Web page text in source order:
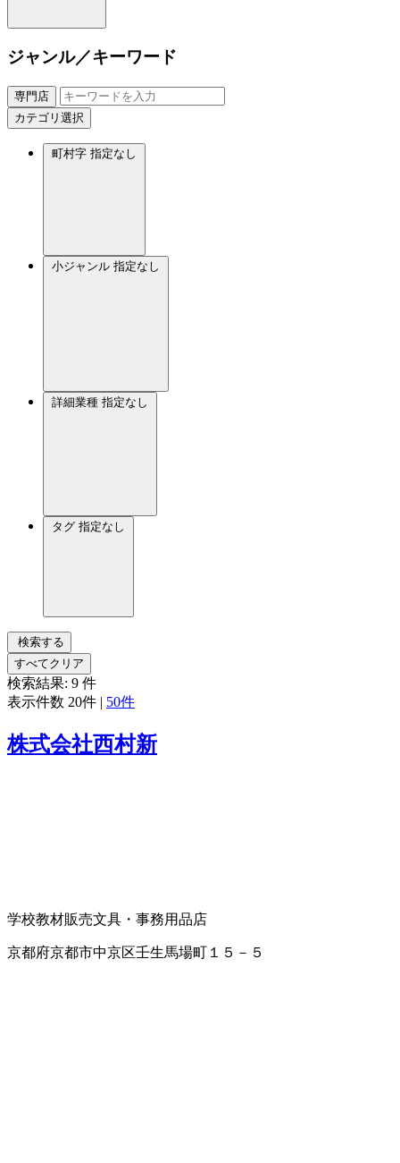
ジャンル／キーワード
専門店
カテゴリ選択
町村字 指定なし
小ジャンル 指定なし
詳細業種 指定なし
タグ 指定なし
検索する
すべてクリア
検索結果: 9 件
表示件数 20件 | 50件
株式会社西村新
学校教材販売文具・事務用品店
京都府京都市中京区壬生馬場町１５－５